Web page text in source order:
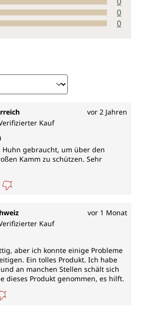
0
0
vor 2 Jahren
Bewertung von 5 von 5 Sternen
Kauf
Huhn gebraucht, um über den
Kamm zu schützen. Sehr
vor 1 Monat
Bewertung von 5 von 5 Sternen
Kauf
aber ich konnte einige Probleme
Ein tolles Produkt. Ich habe
an manchen Stellen schält sich
dieses Produkt genommen, es hilft.